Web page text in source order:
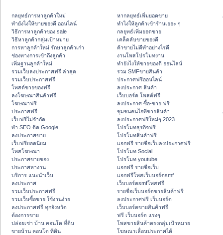
กลยุทธ์การหาลูกค้าใหม่
ทํายังไงให้ขายของดี ออนไลน์
วิธีการหาลูกค้าของ sale
วิธีหาลูกค้ากลุ่มเป้าหมาย
การหาลูกค้าใหม่ รักษาลูกค้าเก่า
ช่องทางการเข้าถึงลูกค้า
เพิ่มฐานลูกค้าใหม่
รวมเว็บลงประกาศฟรี ล่าสุด
รวมเว็บประกาศฟรี
โพสต์ขายของฟรี
ลงโฆษณาสินค้าฟรี
โฆษณาฟรี
ประกาศฟรี
เว็บฟรีไม่จำกัด
ทำ SEO ติด Google
ลงประกาศขาย
เว็บฟรียอดนิยม
โพสโฆษณา
ประกาศขายของ
ประกาศหางาน
บริการ แนะนำเว็บ
ลงประกาศ
รวมเว็บประกาศฟรี
รวมเว็บซื้อขาย ใช้งานง่าย
ลงประกาศฟรี ทุกจังหวัด
ต้องการขาย
ปล่อยเช่า บ้าน คอนโด ที่ดิน
ขายบ้าน คอนโด ที่ดิน
หากลยุทธ์เพิ่มยอดขาย
ทําไงให้ลูกค้าเข้าร้านเยอะ ๆ
กลยุทธ์เพิ่มยอดขาย
เคล็ดลับขายของดี
ค้าขายไม่ดีทำอย่างไรดี
งานโพสโปรโมทงาน
ทํายังไงให้ขายของดี ออนไลน์
รวม SMFขายสินค้า
ประกาศฟรีออนไลน์
ลงประกาศ สินค้า
เว็บบอร์ด โพสต์ฟรี
ลงประกาศ ซื้อ-ขาย ฟรี
ชุมชนคนไอทีขายสินค้า
ลงประกาศฟรีใหม่ๆ 2023
โปรโมทธุรกิจฟรี
โปรโมทสินค้าฟรี
แจกฟรี รายชื่อเว็บลงประกาศฟรี
โปรโมท Social
โปรโมท youtube
แจกฟรี รายชื่อเว็บ
แจกฟรีโพสเว็บบอร์ดsmf
เว็บบอร์ดsmfโพสฟรี
รายชื่อเว็บบอร์ดขายสินค้าฟรี
ลงประกาศฟรี เว็บบอร์ด
เว็บบอร์ดขายสินค้าฟรี
ฟรี เว็บบอร์ด แรงๆ
โพสขายสินค้าตรงกลุ่มเป้าหมาย
โฆษณาเลื่อนประกาศได้